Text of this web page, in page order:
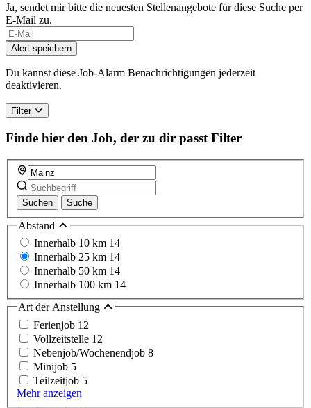
Ja, sendet mir bitte die neuesten Stellenangebote für diese Suche per
E-Mail zu.
Alert speichern
Du kannst diese Job-Alarm Benachrichtigungen jederzeit
deaktivieren.
Filter
Finde hier den Job, der zu dir passt Filter
Suchen Suche
Abstand
Innerhalb 10 km 14
Innerhalb 25 km 14
Innerhalb 50 km 14
Innerhalb 100 km 14
Art der Anstellung
Ferienjob 12
Vollzeitstelle 12
Nebenjob/Wochenendjob 8
Minijob 5
Teilzeitjob 5
Mehr anzeigen